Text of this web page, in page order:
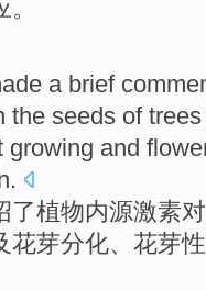
。
a brief
the seeds of trees
growing and
.
了植物内源激素对
花芽分化、 花芽